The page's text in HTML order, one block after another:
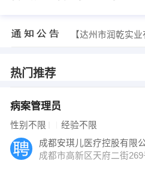
【达州市润乾实
【汶川县达拉布
热门推荐
病案管理员
性别不限 经验不限
成都安琪儿医疗控股有限
成都市高新区天府二街269